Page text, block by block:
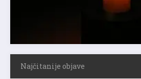
Najčitanije objave